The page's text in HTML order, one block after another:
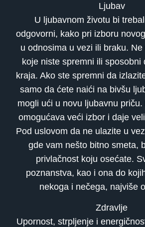
Ljubav
U ljubavnom životu bi
odgovorni, kako pri izboru
u odnosima u vezi ili braku.
koje niste spremni ili sposobni
kraja. Ako ste spremni da
samo da ćete naići na bivšu
mogli ući u novu ljubavnu
omogućava veći izbor i daje
Pod uslovom da ne ulazite u
gde vam nešto bitno smeta,
privlačnost koju osećate.
poznanstva, kao i ona do
nekoga i nečega, najviše
Zdravlje
Upornost, strpljenje i